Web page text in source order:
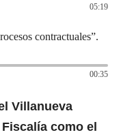
05:19
contractuales”.
00:35
Villanueva
como el